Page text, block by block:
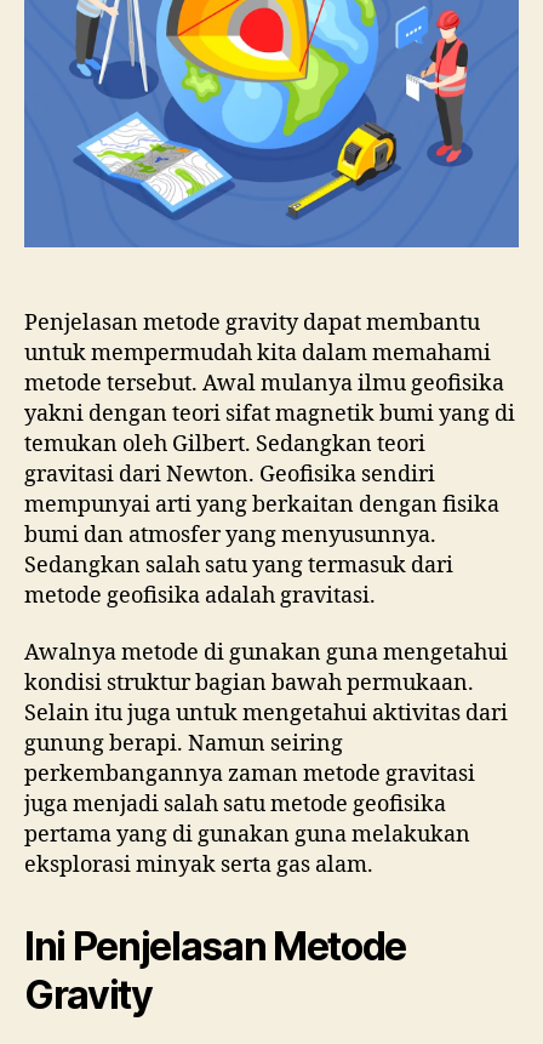
Penjelasan metode gravity dapat membantu
untuk mempermudah kita dalam memahami
metode tersebut. Awal mulanya ilmu geofisika
yakni dengan teori sifat magnetik bumi yang di
temukan oleh Gilbert. Sedangkan teori
gravitasi dari Newton. Geofisika sendiri
mempunyai arti yang berkaitan dengan fisika
bumi dan atmosfer yang menyusunnya.
Sedangkan salah satu yang termasuk dari
metode geofisika adalah gravitasi.
Awalnya metode di gunakan guna mengetahui
kondisi struktur bagian bawah permukaan.
Selain itu juga untuk mengetahui aktivitas dari
gunung berapi. Namun seiring
perkembangannya zaman metode gravitasi
juga menjadi salah satu metode geofisika
pertama yang di gunakan guna melakukan
eksplorasi minyak serta gas alam.
Ini Penjelasan Metode
Gravity